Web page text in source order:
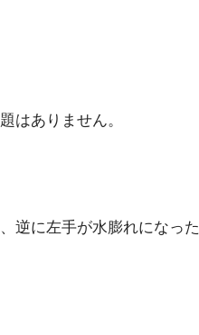
はありません。
逆に左手が水膨れになった